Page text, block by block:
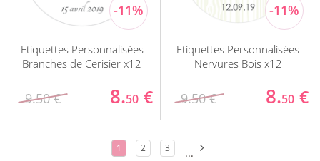
Etiquettes Personnalisées
Branches de Cerisier x12
9.50 € 8.50 €
Etiquettes Personnalisées
Nervures Bois x12
9.50 € 8.50 €
1 2 3 ...